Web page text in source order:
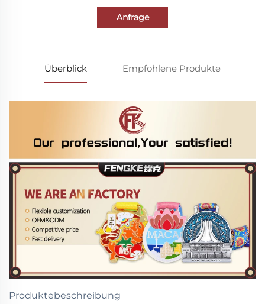
Anfrage
Überblick Empfohlene Produkte
Produktebeschreibung